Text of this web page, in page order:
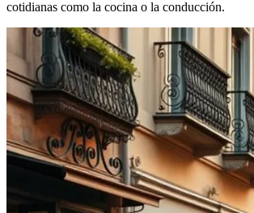
cotidianas como la cocina o la conducción.